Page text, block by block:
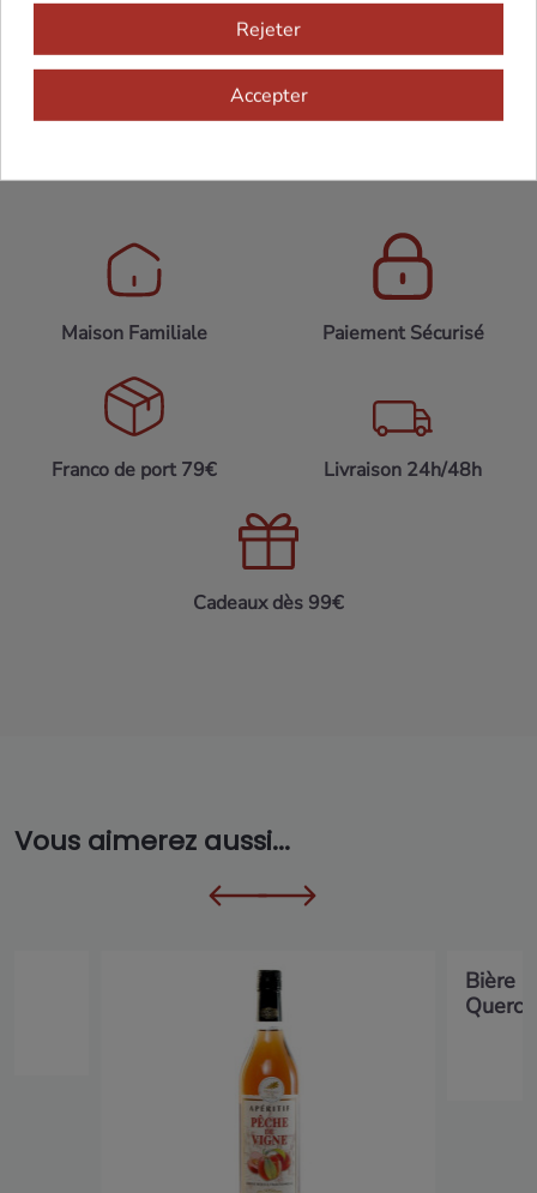
En savoir plus
Maison Familiale Paiement Sécurisé
Franco de port 79€ Livraison 24h/48h
Cadeaux dès 99€
Vous aimerez aussi...
Bière
Rejeter
Accepter